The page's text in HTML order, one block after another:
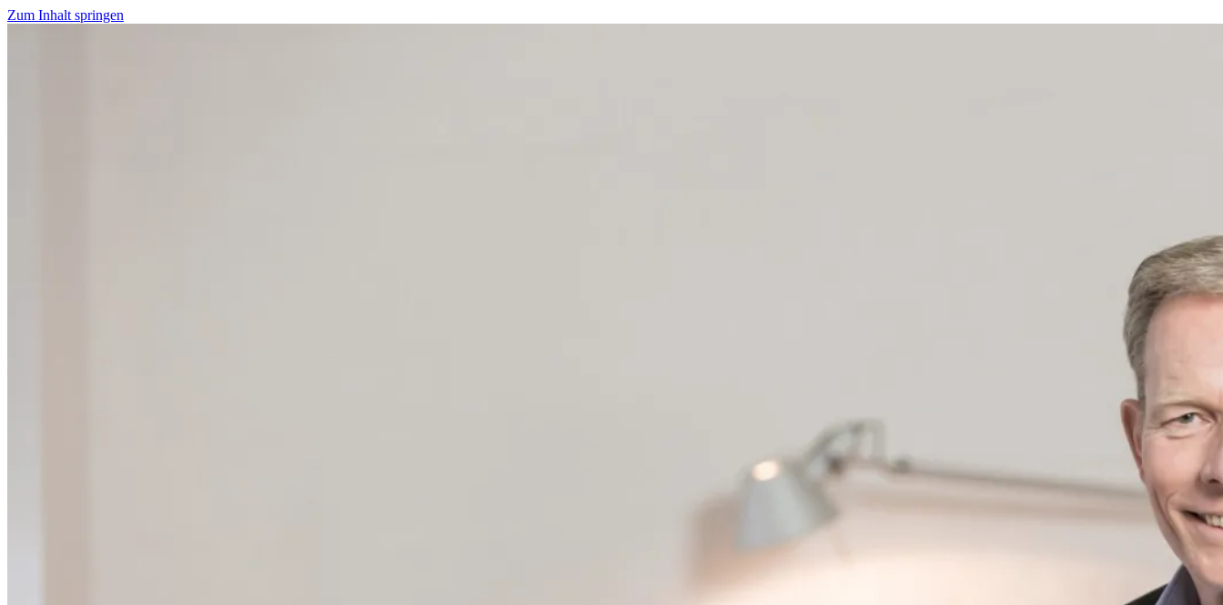
Zum Inhalt springen